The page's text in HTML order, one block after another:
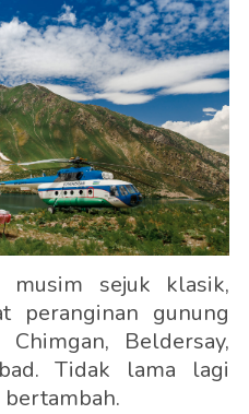
musim sejuk klasik,
peranginan gunung
Beldersay,
Tidak lama lagi